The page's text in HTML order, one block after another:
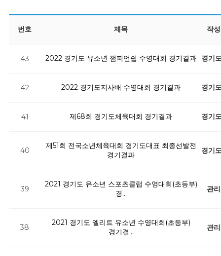
번호 제목 작
43 2022 경기도 유소년 챔피언쉽 수영대회 경기결과 경기
42 2022 경기도지사배 수영대회 경기결과 경기
41 제68회 경기도체육대회 경기결과 경기
40
제51회 전국소년체육대회 경기도대표 최종선발전
경기결과
경기
39
2021 경기도 유소년 스포츠클럽 수영대회(초등부)
경…
관
38
2021 경기도 엘리트 유소년 수영대회(초등부)
경기결…
관